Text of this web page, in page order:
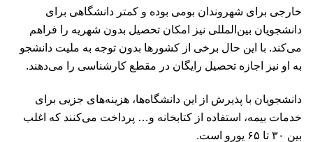
خارجی برای شهروندان بومی بوده و کمتر دانشگاهی برای
دانشجویان بین‌المللی نیز امکان تحصیل بدون شهریه را فراهم
می‌کند. با این حال برخی از کشورها بدون توجه به ملیت دانشجو
به او نیز اجازه تحصیل رایگان در مقطع کارشناسی را می‌دهند.
دانشجویان با پذیرش از این دانشگاه‌ها، هزینه‌های جزیی برای
خدمات بیمه، استفاده از کتابخانه و… پرداخت می‌کنند که اغلب
بین ۳۰ تا ۶۵ یورو است.